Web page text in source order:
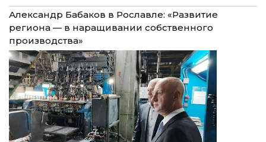
Александр Бабаков в Рославле: «Развитие
региона — в наращивании собственного
производства»